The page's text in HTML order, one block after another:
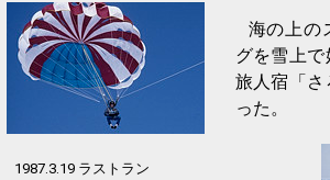
海の上の
グを雪上
旅人宿「
った。
1987.3.19 ラストラン